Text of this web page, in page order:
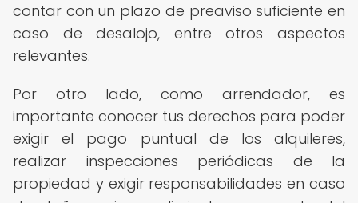
contar con un plazo de preaviso suficiente en
caso de desalojo, entre otros aspectos
relevantes.
Por otro lado, como arrendador, es
importante conocer tus derechos para poder
exigir el pago puntual de los alquileres,
realizar inspecciones periódicas de la
propiedad y exigir responsabilidades en caso